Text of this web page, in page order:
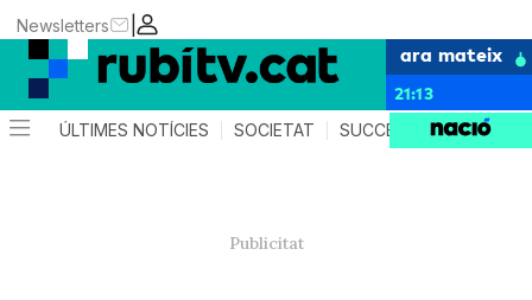
|
Newsletters
ara mateix
21:13
ÚLTIMES NOTÍCIES SOCIETAT SUCCESSOS